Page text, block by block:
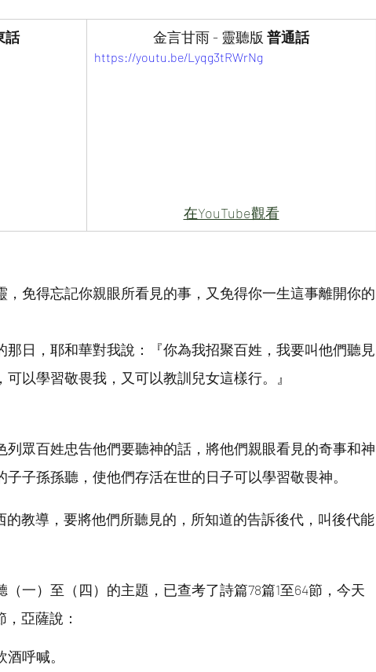
話 金言甘雨 - 靈聽版 普通話
https://youtu.be/Lyqg3tRWrNg
在YouTube觀看
，免得忘記你親眼所看見的事，又免得你一生這事離開你的
日，耶和華對我說：『你為我招聚百姓，我要叫他們聽見
以學習敬畏我，又可以教訓兒女這樣行。』
眾百姓忠告他們要聽神的話，將他們親眼看見的奇事和神
子孫孫聽，使他們存活在世的日子可以學習敬畏神。
的教導，要將他們所聽見的，所知道的告訴後代，叫後代能
一）至（四）的主題，已查考了詩篇78篇1至64節，今天
亞薩說：
呼喊。